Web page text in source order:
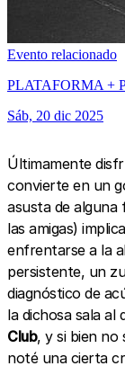
Evento relacionado
PLATAFORMA +
Sáb, 20 dic 2025
Últimamente
convierte en un
asusta de alguna
las amigas)
enfrentarse a la
persistente, un
diagnóstico de
la dichosa sala al
Club, y si bien no
noté una cierta